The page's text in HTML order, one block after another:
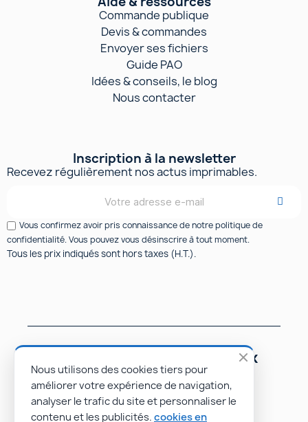
Commande publique
Devis & commandes
Envoyer ses fichiers
Guide PAO
Idées & conseils, le blog
Nous contacter
Inscription à la newsletter
Recevez régulièrement nos actus imprimables.
Vous confirmez avoir pris connaissance de notre politique de
confidentialité. Vous pouvez vous désinscrire à tout moment.
Tous les prix indiqués sont hors taxes (H.T.).
Suivez-nous sur les réseaux
sociaux
Nous utilisons des cookies tiers pour
améliorer votre expérience de navigation,
analyser le trafic du site et personnaliser le
contenu et les publicités. cookies en